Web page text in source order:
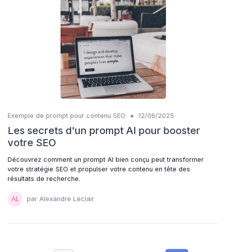
Exemple de prompt pour contenu SEO • 12/06/2025
Les secrets d'un prompt AI pour booster
votre SEO
Découvrez comment un prompt AI bien conçu peut transformer
votre stratégie SEO et propulser votre contenu en tête des
résultats de recherche.
par Alexandre Leclair